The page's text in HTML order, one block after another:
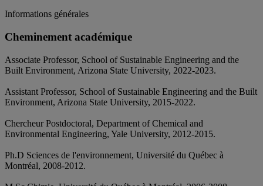
Informations générales
Cheminement académique
Associate Professor, School of Sustainable Engineering and the
Built Environment, Arizona State University, 2022-2023.
Assistant Professor, School of Sustainable Engineering and the Built
Environment, Arizona State University, 2015-2022.
Chercheur Postdoctoral, Department of Chemical and
Environmental Engineering, Yale University, 2012-2015.
Ph.D Sciences de l'environnement, Université du Québec à
Montréal, 2008-2012.